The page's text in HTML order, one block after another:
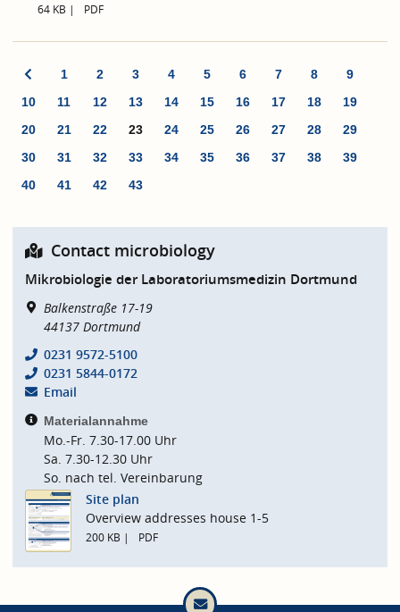
64 KB PDF
1 2 3 4 5 6 7 8
9
10
11 12 13 14 15 16 17 18
19
20
21 22 23 24 25 26 27 28
29
30
31 32 33 34 35 36 37 38
39
40
41 42 43
Contact microbiology
Mikrobiologie der Laboratoriumsmedizin Dortmund
Balkenstraße 17-19
44137 Dortmund
0231 9572-5100
0231 5844-0172
Email
Materialannahme
Mo.-Fr. 7.30-17.00 Uhr
Sa. 7.30-12.30 Uhr
So. nach tel. Vereinbarung
Site plan
Overview addresses house 1-5
200 KB PDF